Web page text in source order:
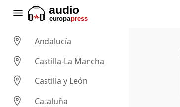
Andalucía
Castilla-La Mancha
Castilla y León
Cataluña